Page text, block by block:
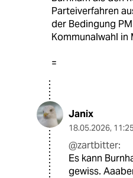
Parteiverfahren
der Bedingung
Kommunalwahl
=
Janix
18.05.2026,
@zartbitter:
Es kann
gewiss.